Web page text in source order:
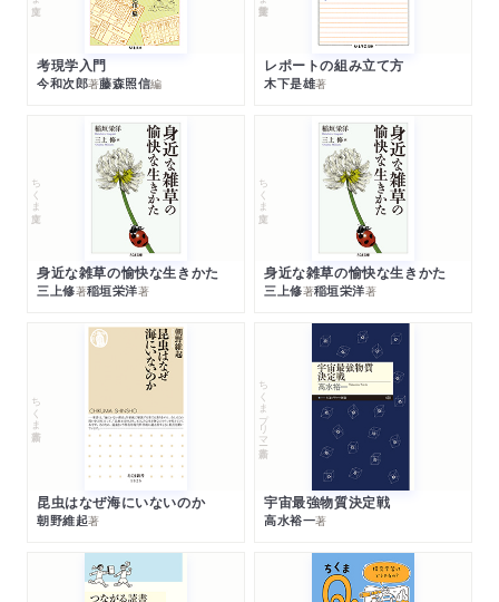
考現学入門
今和次郎著藤森照信編
レポートの組み立て方
木下是雄著
ちくま文庫
身近な雑草の愉快な生きかた
三上修著稲垣栄洋著
ちくま文庫
身近な雑草の愉快な生きかた
三上修著稲垣栄洋著
ちくま新書
昆虫はなぜ海にいないのか
朝野維起著
ちくまプリマー新書
宇宙最強物質決定戦
高水裕一著